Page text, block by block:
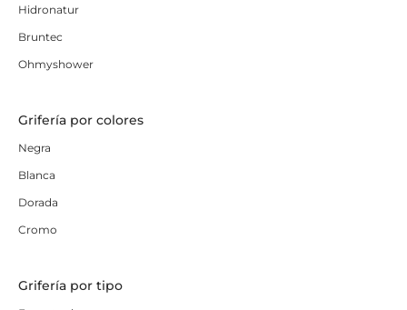
Hidronatur
Bruntec
Ohmyshower
Grifería por colores
Negra
Blanca
Dorada
Cromo
Grifería por tipo